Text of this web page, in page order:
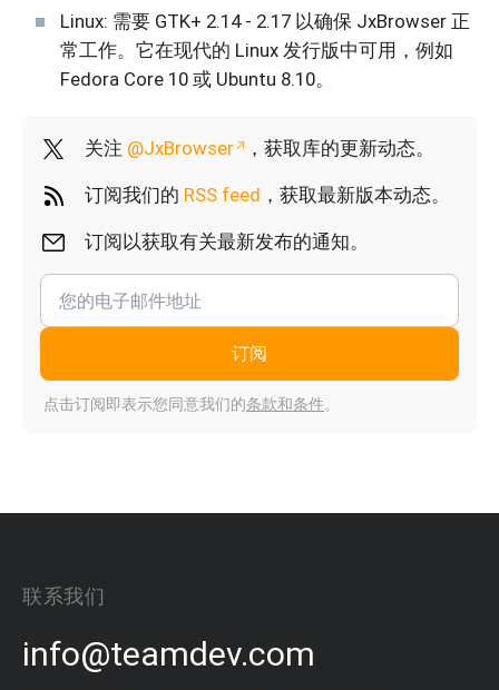
Linux: 需要 GTK+ 2.14 - 2.17 以确保 JxBrowser 正
常工作。它在现代的 Linux 发行版中可用，例如
Fedora Core 10 或 Ubuntu 8.10。
关注 @JxBrowser
，获取库的更新动态。
订阅我们的 RSS feed ，获取最新版本动态。
订阅以获取有关最新发布的通知。
订阅
点击订阅即表示您同意我们的条款和条件。
联系我们
info@teamdev.com